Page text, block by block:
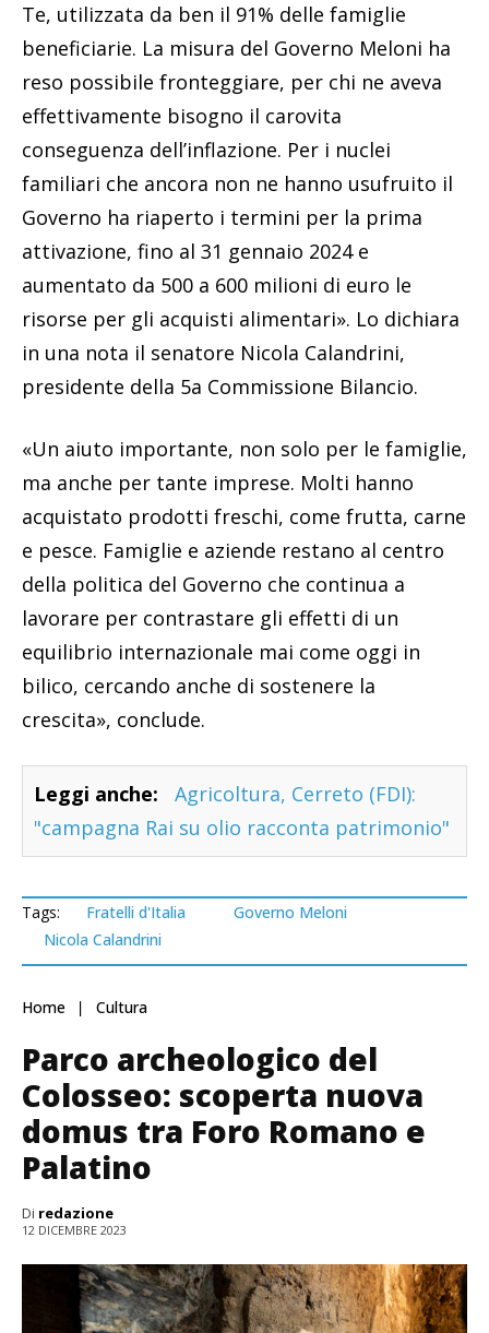
Te, utilizzata da ben il 91% delle famiglie
beneficiarie. La misura del Governo Meloni ha
reso possibile fronteggiare, per chi ne aveva
effettivamente bisogno il carovita
conseguenza dell’inflazione. Per i nuclei
familiari che ancora non ne hanno usufruito il
Governo ha riaperto i termini per la prima
attivazione, fino al 31 gennaio 2024 e
aumentato da 500 a 600 milioni di euro le
risorse per gli acquisti alimentari». Lo dichiara
in una nota il senatore Nicola Calandrini,
presidente della 5a Commissione Bilancio.
«Un aiuto importante, non solo per le famiglie,
ma anche per tante imprese. Molti hanno
acquistato prodotti freschi, come frutta, carne
e pesce. Famiglie e aziende restano al centro
della politica del Governo che continua a
lavorare per contrastare gli effetti di un
equilibrio internazionale mai come oggi in
bilico, cercando anche di sostenere la
crescita», conclude.
Leggi anche:
Agricoltura, Cerreto (FDI):
"campagna Rai su olio racconta patrimonio"
Tags: Fratelli d'Italia
Governo Meloni
Nicola Calandrini
Home Cultura
Parco archeologico del
Colosseo: scoperta nuova
domus tra Foro Romano e
Palatino
Di redazione
12 DICEMBRE 2023